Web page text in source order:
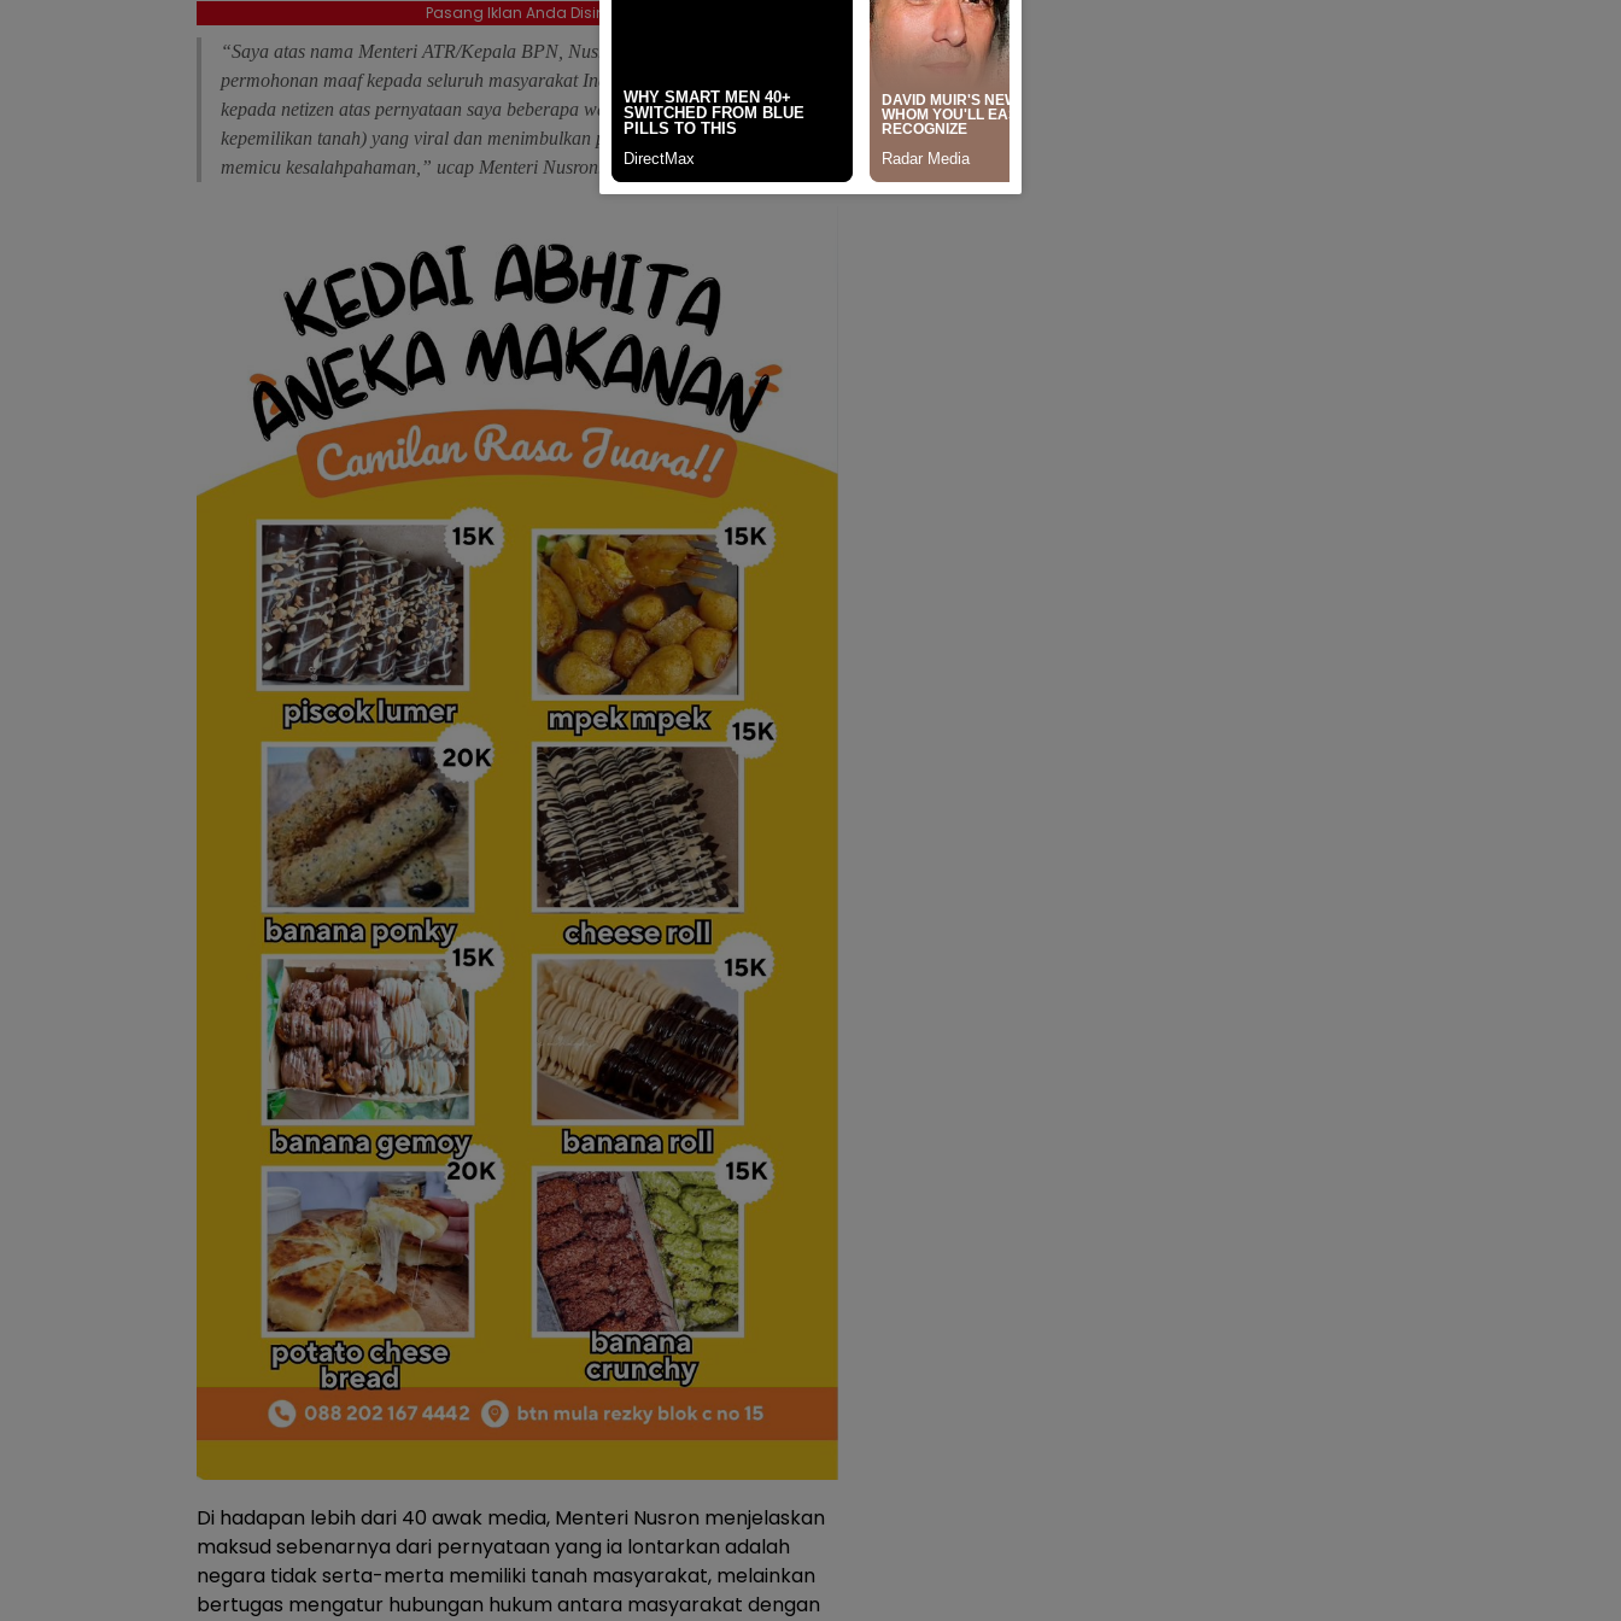
Pasang Iklan Anda Disini
“Saya atas nama Menteri ATR/Kepala BPN, Nusron Wahid, menyampaikan
permohonan maaf kepada seluruh masyarakat Indonesia, kepada publik,
kepada netizen atas pernyataan saya beberapa waktu yang lalu (terkait
kepemilikan tanah) yang viral dan menimbulkan polemik di masyarakat dan
memicu kesalahpahaman,” ucap Menteri Nusron.
Di hadapan lebih dari 40 awak media, Menteri Nusron menjelaskan
maksud sebenarnya dari pernyataan yang ia lontarkan adalah
negara tidak serta-merta memiliki tanah masyarakat, melainkan
bertugas mengatur hubungan hukum antara masyarakat dengan